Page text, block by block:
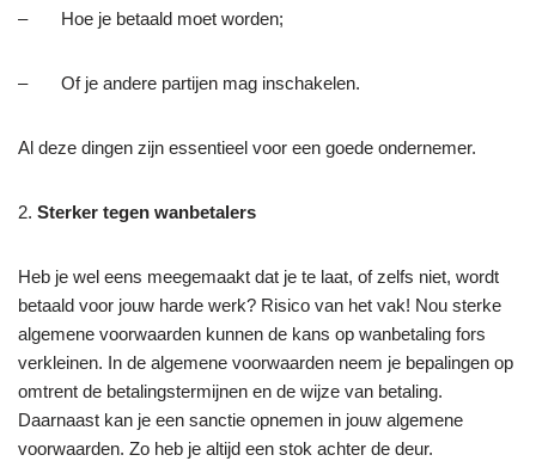
– Hoe je betaald moet worden;
– Of je andere partijen mag inschakelen.
Al deze dingen zijn essentieel voor een goede ondernemer.
2. Sterker tegen wanbetalers
Heb je wel eens meegemaakt dat je te laat, of zelfs niet, wordt
betaald voor jouw harde werk? Risico van het vak! Nou sterke
algemene voorwaarden kunnen de kans op wanbetaling fors
verkleinen. In de algemene voorwaarden neem je bepalingen op
omtrent de betalingstermijnen en de wijze van betaling.
Daarnaast kan je een sanctie opnemen in jouw algemene
voorwaarden. Zo heb je altijd een stok achter de deur.